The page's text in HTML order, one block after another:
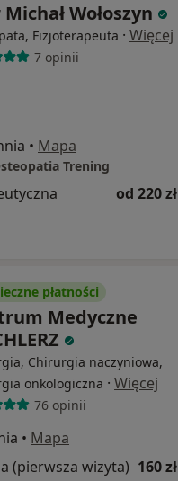
Wołoszyn
Fizjoterapeuta · Więcej
7 opinii
• Mapa
Trening
od 220 zł
płatności
Medyczne
Chirurgia naczyniowa,
onkologiczna · Więcej
76 opinii
• Mapa
(pierwsza wizyta) 160 zł